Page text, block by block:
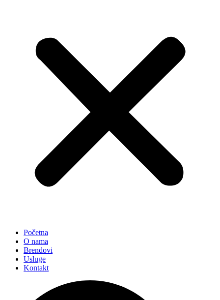
Početna
O nama
Brendovi
Usluge
Kontakt